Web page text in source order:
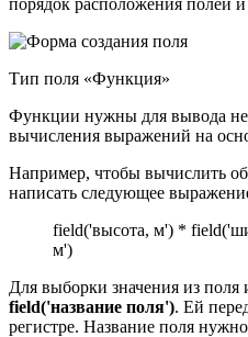
Тип поля «Функция»
Функции нужны для вывода
вычисления выражений на
Например, чтобы вычислить
написать следующее
field('высота, м') *
м')
Для выборки значения из поля
field('название поля'). Ей
регистре. Название поля